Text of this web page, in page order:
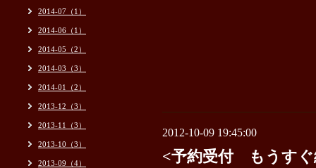
2012-10-09 19:45:00
<予約受付 もうすぐ
2014-07（1）
2014-06（1）
2014-05（2）
2014-03（3）
2014-01（2）
2013-12（3）
2013-11（3）
2013-10（3）
2013-09（4）